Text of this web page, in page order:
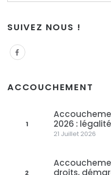
SUIVEZ NOUS !
ACCOUCHEMENT
1
2026 :
21 Juillet 2026
2